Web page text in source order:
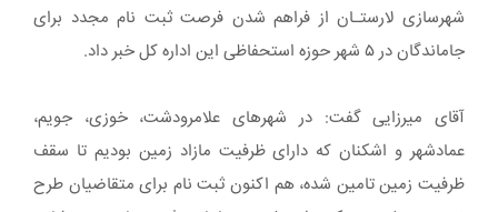
شهرسازی لارستـان از فراهم شدن فرصت ثبت نام مجدد برای
جاماندگان در ۵ شهر حوزه استحفاظی این اداره کل خبر داد.
آقای میرزایی گفت: در شهر‌های علامرودشت، خوزی، جویم،
عمادشهر و اشکنان که دارای ظرفیت مازاد زمین بودیم تا سقف
ظرفیت زمین تامین شده، هم اکنون ثبت نام برای متقاضیان طرح